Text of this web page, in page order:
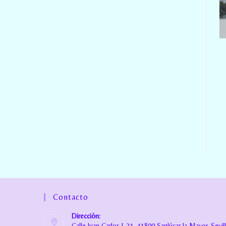
Contacto
Dirección: